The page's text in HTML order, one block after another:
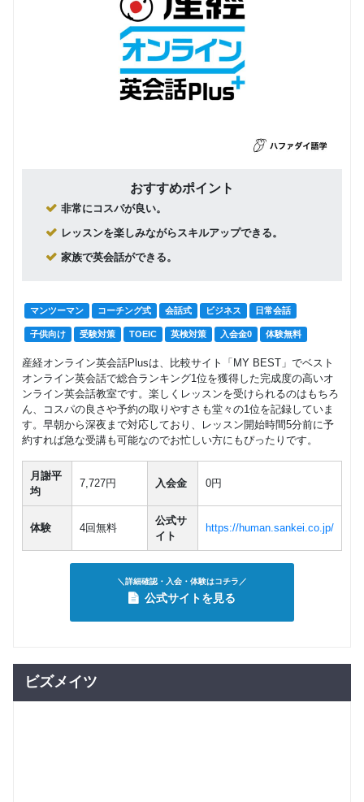
おすすめポイント
非常にコスパが良い。
レッスンを楽しみながらスキルアップできる。
家族で英会話ができる。
マンツーマン コーチング式 会話式 ビジネス 日常会話
子供向け 受験対策 TOEIC 英検対策 入会金0 体験無料
産経オンライン英会話Plusは、比較サイト「MY BEST」でベスト
オンライン英会話で総合ランキング1位を獲得した完成度の高いオ
ンライン英会話教室です。楽しくレッスンを受けられるのはもちろ
ん、コスパの良さや予約の取りやすさも堂々の1位を記録していま
す。早朝から深夜まで対応しており、レッスン開始時間5分前に予
約すれば急な受講も可能なのでお忙しい方にもぴったりです。
月謝平
均
7,727円 入会金 0円
体験 4回無料
公式サ
イト
https://human.sankei.co.jp/
＼詳細確認・入会・体験はコチラ／
公式サイトを見る
ビズメイツ